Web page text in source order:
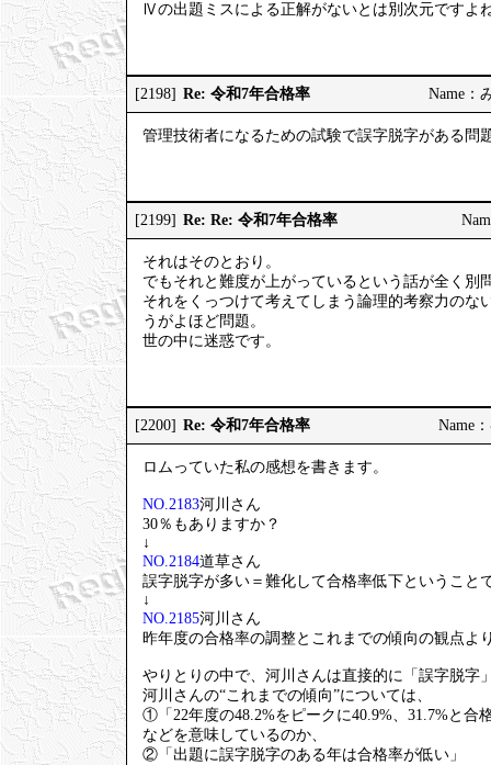
Ⅳの出題ミスによる正解がないとは別次元ですよ
[2198] Re: 令和7年合格率 Name：
管理技術者になるための試験で誤字脱字がある問
[2199] Re: Re: 令和7年合格率
それはそのとおり。
でもそれと難度が上がっているという話が全く別
それをくっつけて考えてしまう論理的考察力の
うがよほど問題。
世の中に迷惑です。
[2200] Re: 令和7年合格率 Name
ロムっていた私の感想を書きます。
NO.2183河川さん
30％もありますか？
↓
NO.2184道草さん
誤字脱字が多い＝難化して合格率低下ということ
↓
NO.2185河川さん
昨年度の合格率の調整とこれまでの傾向の観点よ
やりとりの中で、河川さんは直接的に「誤字脱字
河川さんの“これまでの傾向”については、
①「22年度の48.2%をピークに40.9%、31.7%と合
などを意味しているのか、
②「出題に誤字脱字のある年は合格率が低い」